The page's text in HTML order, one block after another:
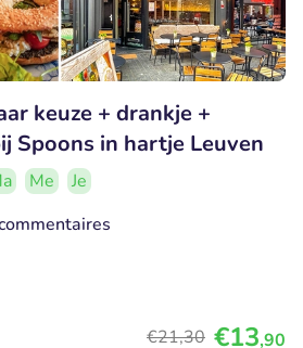
keuze + drankje +
Spoons in hartje Leuven
Me
Je
€21,30 €13,90